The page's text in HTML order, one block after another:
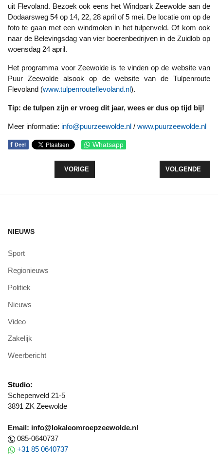
uit Flevoland. Bezoek ook eens het Windpark Zeewolde aan de
Dodaarsweg 54 op 14, 22, 28 april of 5 mei. De locatie om op de
foto te gaan met een windmolen in het tulpenveld. Of kom ook
naar de Belevingsdag van vier boerenbedrijven in de Zuidlob op
woensdag 24 april.
Het programma voor Zeewolde is te vinden op de website van
Puur Zeewolde alsook op de website van de Tulpenroute
Flevoland (www.tulpenrouteflevoland.nl).
Tip: de tulpen zijn er vroeg dit jaar, wees er dus op tijd bij!
Meer informatie: info@puurzeewolde.nl / www.puurzeewolde.nl
f Deel Whatsapp
VORIG ARTIKEL: LEVEND BOSSPROOKJE 13
VORIGE VOLGENDE
VOLGENDE
NIEUWS
Sport
Regionieuws
Politiek
Nieuws
Video
Zakelijk
Weerbericht
Studio:
Schepenveld 21-5
3891 ZK Zeewolde
Email: info@lokaleomroepzeewolde.nl
085-0640737
+31 85 0640737